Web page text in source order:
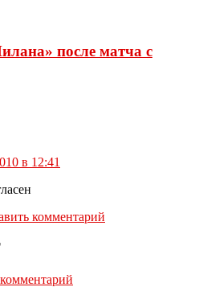
после матча с
в 12:41
комментарий